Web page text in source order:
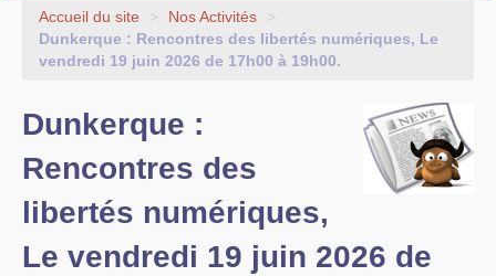
L’Association
Nos Activités
Accueil du site > Nos Activités
>
Dunkerque : Rencontres des libertés numériques, Le
vendredi 19 juin 2026 de 17h00 à 19h00.
Dunkerque :
Rencontres des
libertés numériques,
Le vendredi 19 juin 2026 de